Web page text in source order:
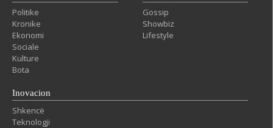
Politike
Kronike
Ekonomi
Sociale
Kulture
Bota
Gossip
Showbiz
Lifestyle
Inovacion
Shkencë
Teknologji